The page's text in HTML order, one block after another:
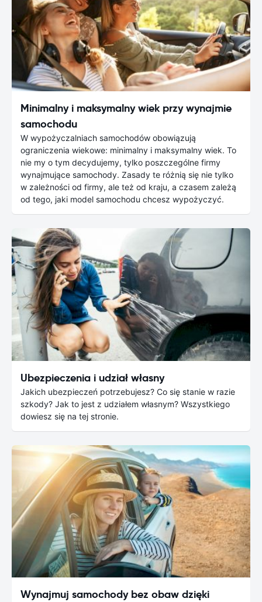
Minimalny i maksymalny wiek przy wynajmie
samochodu
W wypożyczalniach samochodów obowiązują
ograniczenia wiekowe: minimalny i maksymalny wiek. To
nie my o tym decydujemy, tylko poszczególne firmy
wynajmujące samochody. Zasady te różnią się nie tylko
w zależności od firmy, ale też od kraju, a czasem zależą
od tego, jaki model samochodu chcesz wypożyczyć.
Ubezpieczenia i udział własny
Jakich ubezpieczeń potrzebujesz? Co się stanie w razie
szkody? Jak to jest z udziałem własnym? Wszystkiego
dowiesz się na tej stronie.
Wynajmuj samochody bez obaw dzięki